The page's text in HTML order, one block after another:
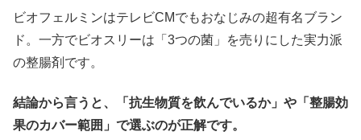
ビオフェルミンはテレビCMでもおなじみの超有名ブラン
ド。一方でビオスリーは「3つの菌」を売りにした実力派
の整腸剤です。
結論から言うと、「抗生物質を飲んでいるか」や「整腸効
果のカバー範囲」で選ぶのが正解です。